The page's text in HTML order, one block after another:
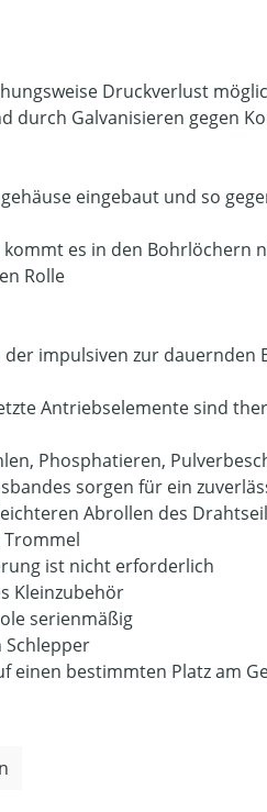
Druckverlust
durch Galvanisieren gegen
eingebaut und so
es in den Bohrlöchern
Rolle
impulsiven zur dauernden
Antriebselemente sind
Phosphatieren,
sorgen für ein
Abrollen des
Trommel
ist nicht erforderlich
Kleinzubehör
serienmäßig
Schlepper
bestimmten Platz am